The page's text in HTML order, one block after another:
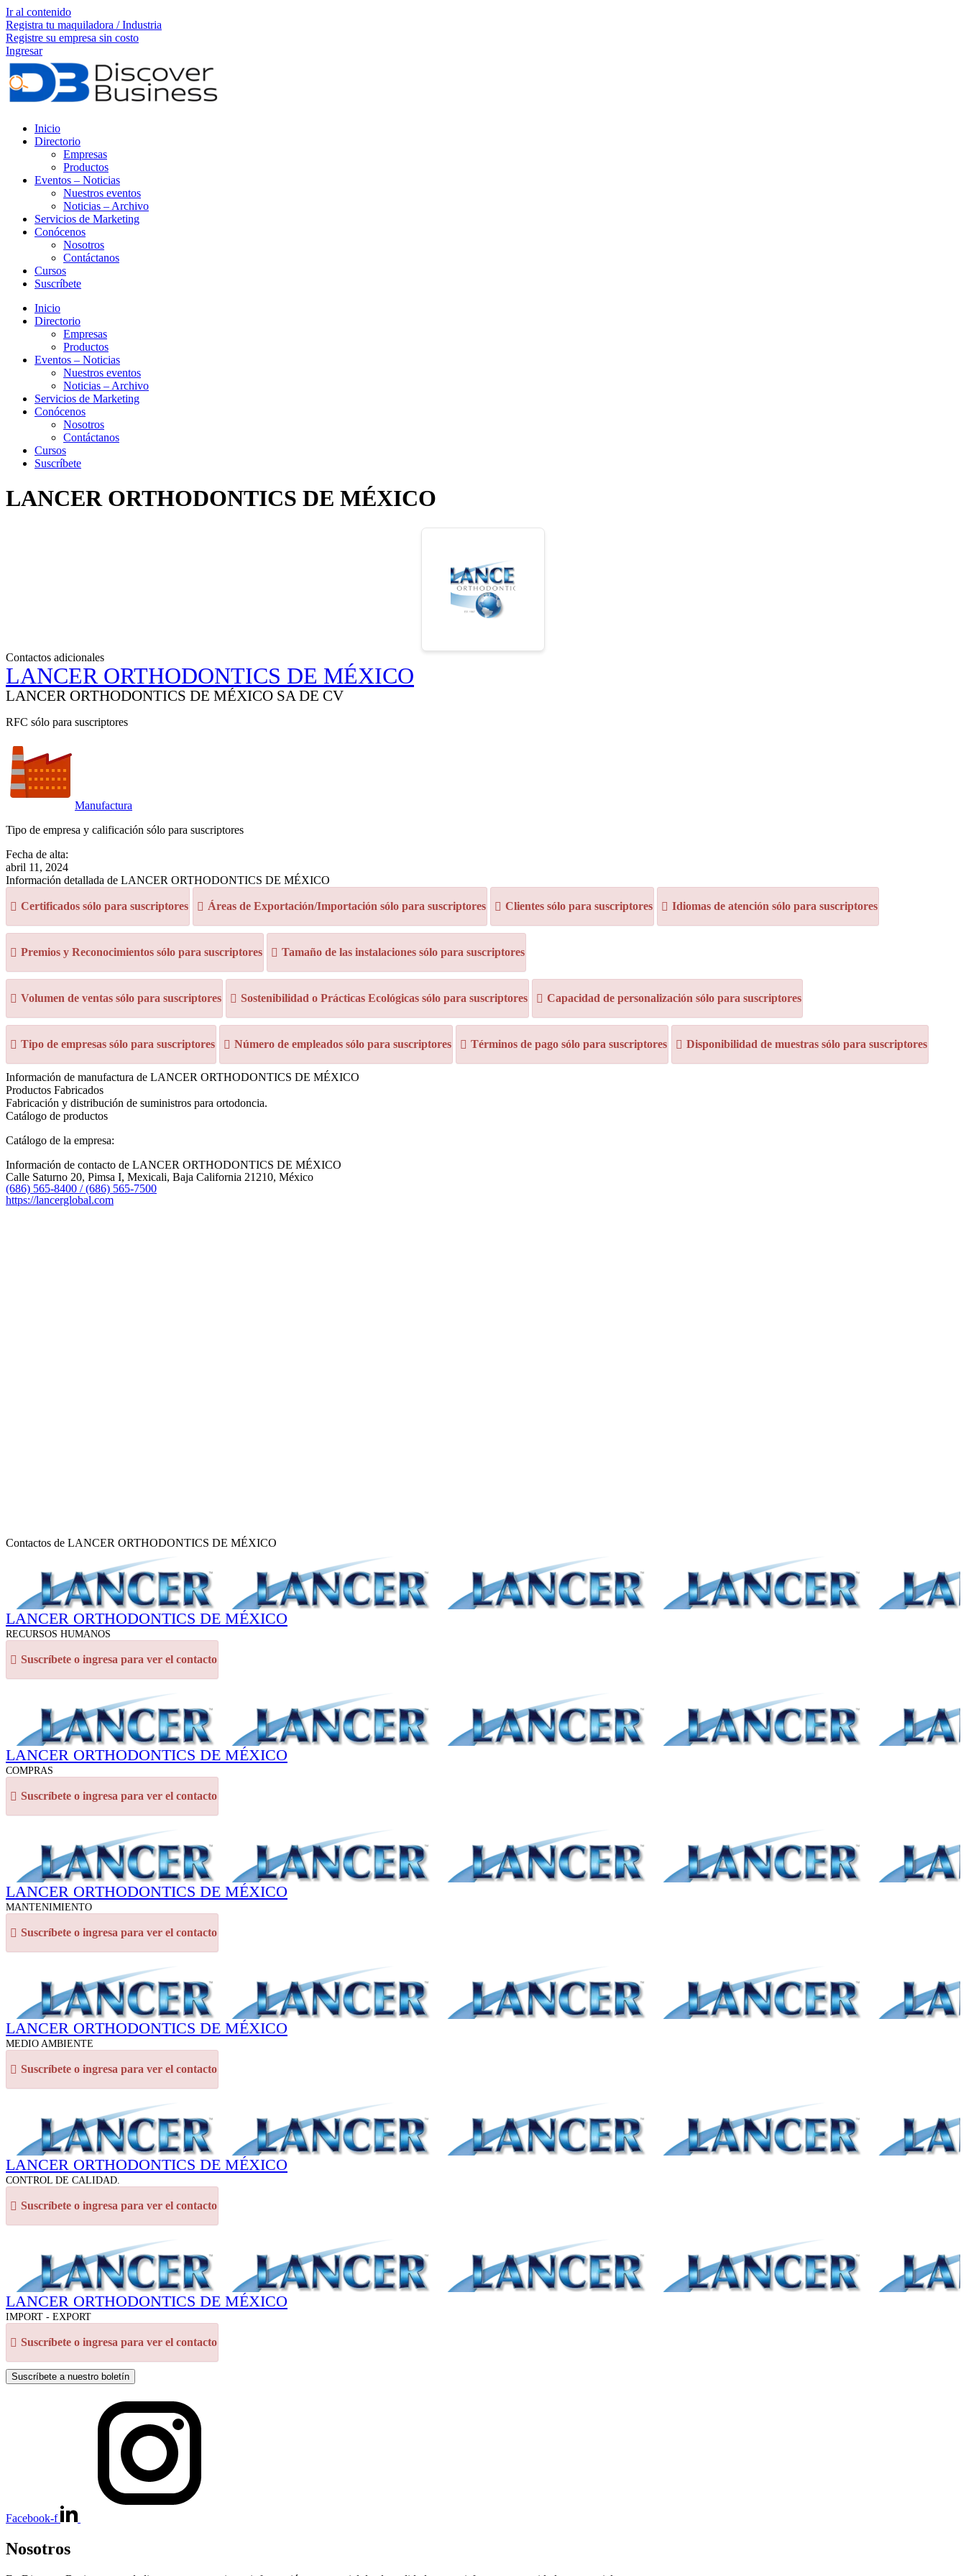
Ir al contenido
Registra tu maquiladora / Industria
Registre su empresa sin costo
Ingresar
Inicio
Directorio
Empresas
Productos
Eventos – Noticias
Nuestros eventos
Noticias – Archivo
Servicios de Marketing
Conócenos
Nosotros
Contáctanos
Cursos
Suscríbete
Inicio
Directorio
Empresas
Productos
Eventos – Noticias
Nuestros eventos
Noticias – Archivo
Servicios de Marketing
Conócenos
Nosotros
Contáctanos
Cursos
Suscríbete
LANCER ORTHODONTICS DE MÉXICO
Contactos adicionales
LANCER ORTHODONTICS DE MÉXICO
LANCER ORTHODONTICS DE MÉXICO SA DE CV
RFC sólo para suscriptores
Manufactura
Tipo de empresa y calificación sólo para suscriptores
Fecha de alta:
abril 11, 2024
Información detallada de LANCER ORTHODONTICS DE MÉXICO
Certificados sólo para suscriptores Áreas de Exportación/Importación sólo para suscriptores Clientes sólo para suscriptores Idiomas de atención sólo para suscriptores
Premios y Reconocimientos sólo para suscriptores Tamaño de las instalaciones sólo para suscriptores
Volumen de ventas sólo para suscriptores Sostenibilidad o Prácticas Ecológicas sólo para suscriptores Capacidad de personalización sólo para suscriptores
Tipo de empresas sólo para suscriptores Número de empleados sólo para suscriptores Términos de pago sólo para suscriptores Disponibilidad de muestras sólo para suscriptores
Información de manufactura de LANCER ORTHODONTICS DE MÉXICO
Productos Fabricados
Fabricación y distribución de suministros para ortodoncia.
Catálogo de productos
Catálogo de la empresa:
Información de contacto de LANCER ORTHODONTICS DE MÉXICO
Calle Saturno 20, Pimsa I, Mexicali, Baja California 21210, México
(686) 565-8400 / (686) 565-7500
https://lancerglobal.com
Contactos de LANCER ORTHODONTICS DE MÉXICO
LANCER ORTHODONTICS DE MÉXICO
RECURSOS HUMANOS
Suscríbete o ingresa para ver el contacto
LANCER ORTHODONTICS DE MÉXICO
COMPRAS
Suscríbete o ingresa para ver el contacto
LANCER ORTHODONTICS DE MÉXICO
MANTENIMIENTO
Suscríbete o ingresa para ver el contacto
LANCER ORTHODONTICS DE MÉXICO
MEDIO AMBIENTE
Suscríbete o ingresa para ver el contacto
LANCER ORTHODONTICS DE MÉXICO
CONTROL DE CALIDAD.
Suscríbete o ingresa para ver el contacto
LANCER ORTHODONTICS DE MÉXICO
IMPORT - EXPORT
Suscríbete o ingresa para ver el contacto
Suscríbete a nuestro boletín
Facebook-f
Nosotros